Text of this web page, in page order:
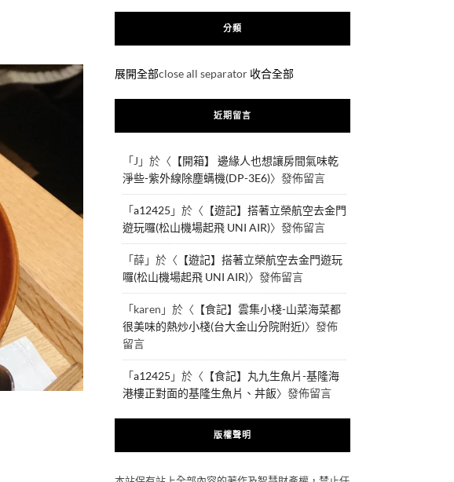
分類
展開全部close all separator 收合全部
近期留言
「J 」於〈 【開箱】 邊緣人也想讓房間氣味乾
淨些-紫外線除塵螨機(DP-3E6)〉發佈留言
「a12425 」於〈 【遊記】搭著立榮航空去金門
遊玩囉(松山機場起飛 UNI AIR)〉發佈留言
「薛」於〈 【遊記】搭著立榮航空去金門遊玩
囉(松山機場起飛 UNI AIR)〉發佈留言
「karen 」於〈 【食記】雲集小棧-山菜海菜都
很美味的熱炒小棧(台大金山分院附近)〉發佈
留言
「a12425 」於〈 【食記】丸九生魚片-基隆海
港樓正對面的基隆生魚片、丼飯〉發佈留言
版權聲明